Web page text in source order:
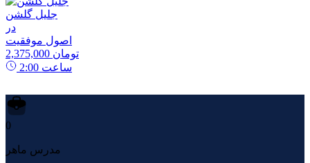
جلیل گلشن
در
اصول موفقیت
2,375,000 تومان
2:00 ساعت
0
مدرس ماهر